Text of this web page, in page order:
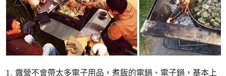
露營不會帶太多電子用品，煮飯的電鍋、電子鍋，基本上